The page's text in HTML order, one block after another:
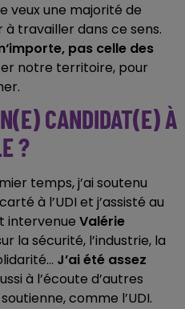
veux une majorité de
travailler dans ce sens.
pas celle des
notre territoire, pour
CANDIDAT(E) À
?
temps, j’ai soutenu
à l’UDI et j’assisté au
intervenue Valérie
la sécurité, l’industrie, la
J’ai été assez
à l’écoute d’autres
comme l’UDI.